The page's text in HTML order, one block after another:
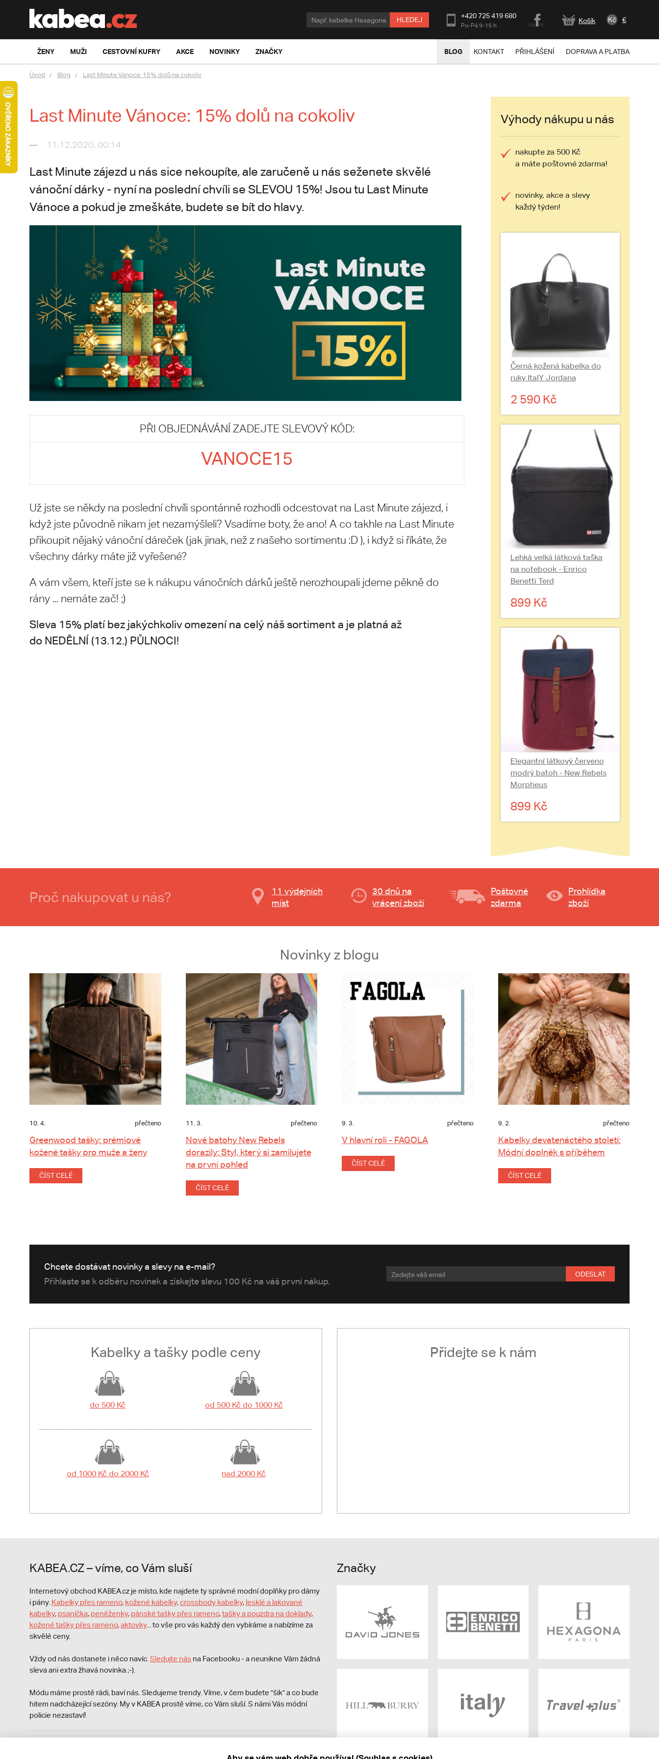
HLEDEJ +420 725 419 680
Po-Pá 9-15 h
Košík Kč €
ŽENY MUŽI CESTOVNÍ KUFRY AKCE NOVINKY ZNAČKY BLOG KONTAKT PŘIHLÁŠENÍ DOPRAVA A PLATBA
Úvod Blog Last Minute Vánoce: 15% dolů na cokoliv
Last Minute Vánoce: 15% dolů na cokoliv
11.12.2020, 00:14
Last Minute zájezd u nás sice nekoupíte, ale zaručeně u nás seženete skvělé
vánoční dárky - nyní na poslední chvíli se SLEVOU 15%! Jsou tu Last Minute
Vánoce a pokud je zmeškáte, budete se bít do hlavy.
PŘI OBJEDNÁVÁNÍ ZADEJTE SLEVOVÝ KÓD:
VANOCE15
Už jste se někdy na poslední chvíli spontánně rozhodli odcestovat na Last Minute zájezd, i
když jste původně nikam jet nezamýšleli? Vsadíme boty, že ano! A co takhle na Last Minute
přikoupit nějaký vánoční dáreček (jak jinak, než z našeho sortimentu :D ), i když si říkáte, že
všechny dárky máte již vyřešené?
A vám všem, kteří jste se k nákupu vánočních dárků ještě nerozhoupali jdeme pěkně do
rány ... nemáte zač! ;)
Sleva 15% platí bez jakýchkoliv omezení na celý náš sortiment a je platná až
do NEDĚLNÍ (13.12.) PŮLNOCI!
Výhody nákupu u nás
nakupte za 500 Kč
a máte poštovné zdarma!
novinky, akce a slevy
každý týden!
Černá kožená kabelka do
ruky ItalY Jordana
2 590 Kč
Lehká velká látková taška
na notebook - Enrico
Benetti Terd
899 Kč
Elegantní látkový červeno
modrý batoh - New Rebels
Morpheus
899 Kč
Proč nakupovat u nás?
11 výdejních
míst
30 dnů na
vrácení zboží
Poštovné
zdarma
Prohlídka
zboží
Novinky z blogu
10. 4. přečteno
Greenwood tašky: prémiové
kožené tašky pro muže a ženy
ČÍST CELÉ
11. 3. přečteno
Nové batohy New Rebels
dorazily: Styl, který si zamilujete
na první pohled
ČÍST CELÉ
9. 3. přečteno
V hlavní roli - FAGOLA
ČÍST CELÉ
9. 2. přečteno
Kabelky devatenáctého století:
Módní doplněk s příběhem
ČÍST CELÉ
Chcete dostávat novinky a slevy na e-mail?
Přihlaste se k odběru novinek a získejte slevu 100 Kč na váš první nákup.
ODESLAT
Kabelky a tašky podle ceny
do 500 Kč od 500 Kč do 1000 Kč
od 1000 Kč do 2000 Kč nad 2000 Kč
Přidejte se k nám
KABEA.CZ – víme, co Vám sluší
Internetový obchod KABEA.cz je místo, kde najdete ty správné modní doplňky pro dámy
i pány. Kabelky přes rameno, kožené kabelky,crossbody kabelky, lesklé a lakované
kabelky, psaníčka, peněženky, pánské tašky přes rameno,tašky a pouzdra na doklady,
kožené tašky přes rameno,aktovky... to vše pro vás každý den vybíráme a nabízíme za
skvělé ceny.
Vždy od nás dostanete i něco navíc. Sledujte nás na Facebooku - a neunikne Vám žádná
sleva ani extra žhavá novinka ;-).
Módu máme prostě rádi, baví nás. Sledujeme trendy. Víme, v čem budete "šik" a co bude
hitem nadcházející sezóny. My v KABEA prostě víme, co Vám sluší. S námi Vás módní
policie nezastaví!
Zároveň je povinen zaevidovat přijatou tržbu u správce daně online; v případě
Značky